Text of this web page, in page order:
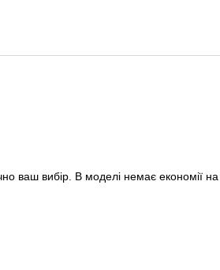
ваш вибір. В моделі немає економії